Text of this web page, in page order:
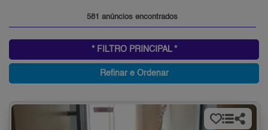
581 anúncios encontrados
* FILTRO PRINCIPAL *
Refinar e Ordenar